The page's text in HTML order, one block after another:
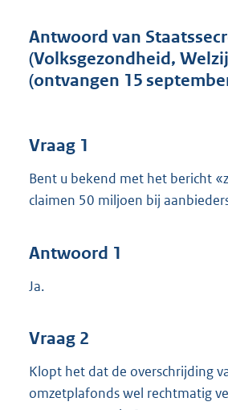
Antwoord van
(Volksgezondheid,
(ontvangen 15
Vraag 1
Bent u bekend met het bericht
claimen 50 miljoen bij
Antwoord 1
Ja.
Vraag 2
Klopt het dat de overschrijding
omzetplafonds wel rechtmatig